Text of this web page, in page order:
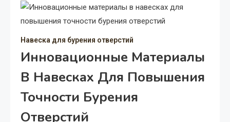
Навеска для бурения отверстий
Инновационные Материалы
В Навесках Для Повышения
Точности Бурения
Отверстий